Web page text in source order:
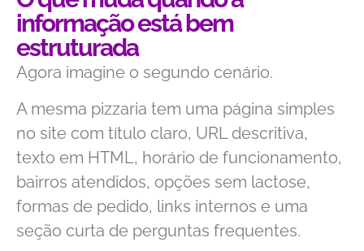
informação está bem
estruturada
Agora imagine o segundo cenário.
A mesma pizzaria tem uma página simples
no site com título claro, URL descritiva,
texto em HTML, horário de funcionamento,
bairros atendidos, opções sem lactose,
formas de pedido, links internos e uma
seção curta de perguntas frequentes.